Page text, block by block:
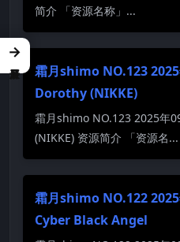
简介 「资源名称」...
霜月shimo NO.123
Dorothy (NIKKE)
霜月shimo NO.123 2025年
(NIKKE) 资源简介 「资源名...
霜月shimo NO.122
Cyber Black Angel
→